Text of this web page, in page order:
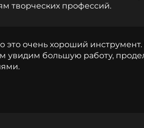
творческих профессий.
это очень хороший
увидим большую работу,